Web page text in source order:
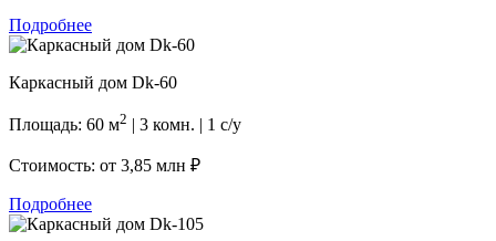
Подробнее
Каркасный дом Dk-60
Площадь: 60 м2 | 3 комн. | 1 с/у
Стоимость: от 3,85 млн ₽
Подробнее